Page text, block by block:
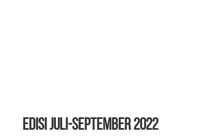
EDISI Juli-September 2022